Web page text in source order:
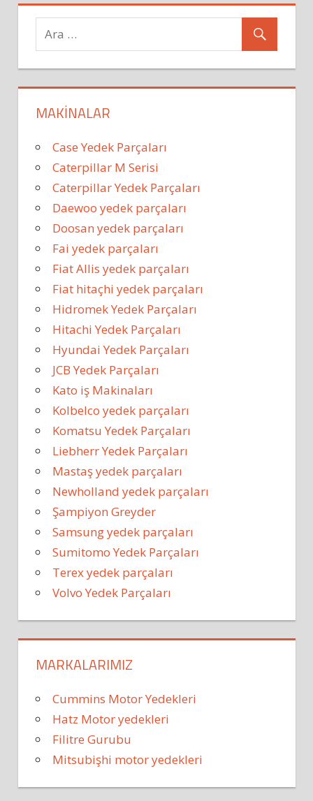
MAKINALAR
Case Yedek Parçaları
Caterpillar M Serisi
Caterpillar Yedek Parçaları
Daewoo yedek parçaları
Doosan yedek parçaları
Fai yedek parçaları
Fiat Allis yedek parçaları
Fiat hitaçhi yedek parçaları
Hidromek Yedek Parçaları
Hitachi Yedek Parçaları
Hyundai Yedek Parçaları
JCB Yedek Parçaları
Kato iş Makinaları
Kolbelco yedek parçaları
Komatsu Yedek Parçaları
Liebherr Yedek Parçaları
Mastaş yedek parçaları
Newholland yedek parçaları
Şampiyon Greyder
Samsung yedek parçaları
Sumitomo Yedek Parçaları
Terex yedek parçaları
Volvo Yedek Parçaları
MARKALARIMIZ
Cummins Motor Yedekleri
Hatz Motor yedekleri
Filitre Gurubu
Mitsubişhi motor yedekleri